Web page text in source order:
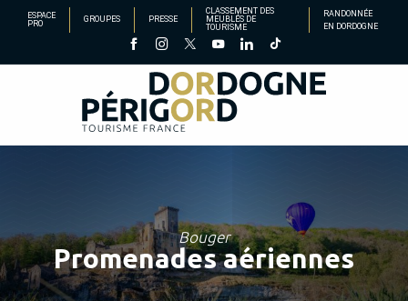
AllerESPACE
PRO
GROUPES PRESSE
CLASSEMENT DES
MEUBLÉS DE
TOURISME
RANDONNÉE
EN DORDOGNE
Bouger
Promenades aériennes